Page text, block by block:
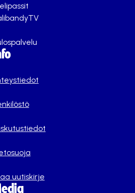
uutiskirje